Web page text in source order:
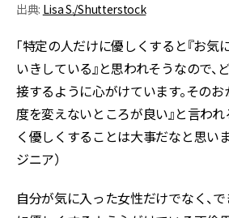
出典: Lisa S./Shutterstock
「特定の人だけに優しくすると『お気
いきしている』と思われそうなので、
接するように心がけています。そのお
度を変えないところが良い』と言わ
く優しくすることは大事だなと思いま
ジニア）
自分が気に入った女性だけでなく、